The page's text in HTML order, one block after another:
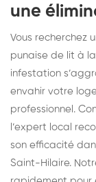
une
Vous recherchez
punaise de lit à
infestation
envahir votre
professionnel.
l’expert local
son efficacité
Saint-Hilaire.